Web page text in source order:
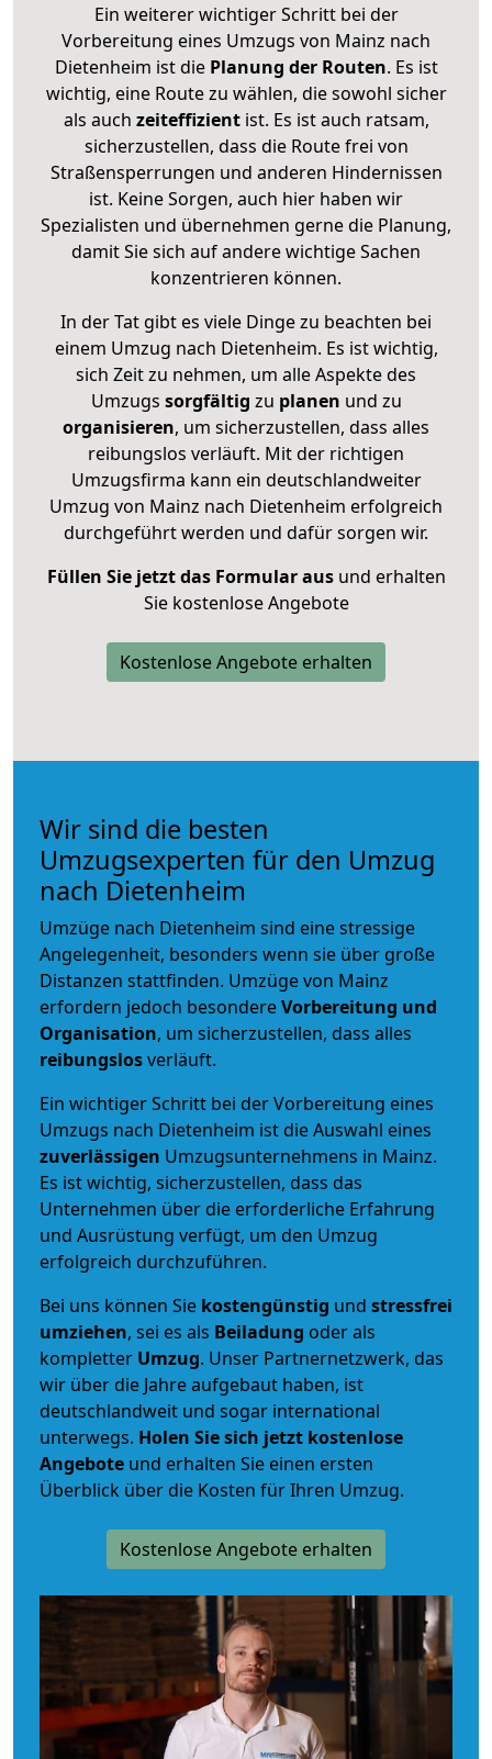
Ein weiterer wichtiger Schritt bei der
Vorbereitung eines Umzugs von Mainz nach
Dietenheim ist diePlanung der Routen. Es ist
wichtig, eine Route zu wählen, die sowohl sicher
als auch zeiteffizientist. Es ist auch ratsam,
sicherzustellen, dass die Route frei von
Straßensperrungen und anderen Hindernissen
ist. Keine Sorgen, auch hier haben wir
Spezialisten und übernehmen gerne die Planung,
damit Sie sich auf andere wichtige Sachen
konzentrieren können.
In der Tat gibt es viele Dinge zu beachten bei
einem Umzug nach Dietenheim. Es ist wichtig,
sich Zeit zu nehmen, um alle Aspekte des
Umzugs sorgfältig zu planen und zu
organisieren, um sicherzustellen, dass alles
reibungslos verläuft. Mit der richtigen
Umzugsfirma kann ein deutschlandweiter
Umzug von Mainz nach Dietenheim erfolgreich
durchgeführt werden und dafür sorgen wir.
Füllen Sie jetzt das Formular ausund erhalten
Sie kostenlose Angebote
Kostenlose Angebote erhalten
Wir sind die besten
Umzugsexperten für den Umzug
nach Dietenheim
Umzüge nach Dietenheim sind eine stressige
Angelegenheit, besonders wenn sie über große
Distanzen stattfinden. Umzüge von Mainz
erfordern jedoch besondereVorbereitung und
Organisation, um sicherzustellen, dass alles
reibungslosverläuft.
Ein wichtiger Schritt bei der Vorbereitung eines
Umzugs nach Dietenheim ist die Auswahl eines
zuverlässigen Umzugsunternehmens in Mainz.
Es ist wichtig, sicherzustellen, dass das
Unternehmen über die erforderliche Erfahrung
und Ausrüstung verfügt, um den Umzug
erfolgreich durchzuführen.
Bei uns können Sie kostengünstig und stressfrei
umziehen, sei es als Beiladung oder als
kompletter Umzug. Unser Partnernetzwerk, das
wir über die Jahre aufgebaut haben, ist
deutschlandweit und sogar international
unterwegs. Holen Sie sich jetzt kostenlose
Angebote und erhalten Sie einen ersten
Überblick über die Kosten für Ihren Umzug.
Kostenlose Angebote erhalten